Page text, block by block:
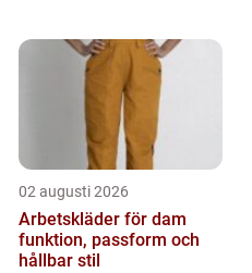
02 augusti 2026
Arbetskläder för dam
funktion, passform och
hållbar stil